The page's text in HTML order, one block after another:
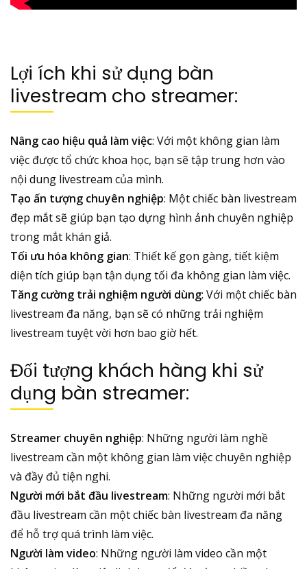
Lợi ích khi sử dụng bàn
livestream cho streamer:
Nâng cao hiệu quả làm việc: Với một không gian làm
việc được tổ chức khoa học, bạn sẽ tập trung hơn vào
nội dung livestream của mình.
Tạo ấn tượng chuyên nghiệp: Một chiếc bàn livestream
đẹp mắt sẽ giúp bạn tạo dựng hình ảnh chuyên nghiệp
trong mắt khán giả.
Tối ưu hóa không gian: Thiết kế gọn gàng, tiết kiệm
diện tích giúp bạn tận dụng tối đa không gian làm việc.
Tăng cường trải nghiệm người dùng: Với một chiếc bàn
livestream đa năng, bạn sẽ có những trải nghiệm
livestream tuyệt vời hơn bao giờ hết.
Đối tượng khách hàng khi sử
dụng bàn streamer:
Streamer chuyên nghiệp: Những người làm nghề
livestream cần một không gian làm việc chuyên nghiệp
và đầy đủ tiện nghi.
Người mới bắt đầu livestream: Những người mới bắt
đầu livestream cần một chiếc bàn livestream đa năng
để hỗ trợ quá trình làm việc.
Người làm video: Những người làm video cần một